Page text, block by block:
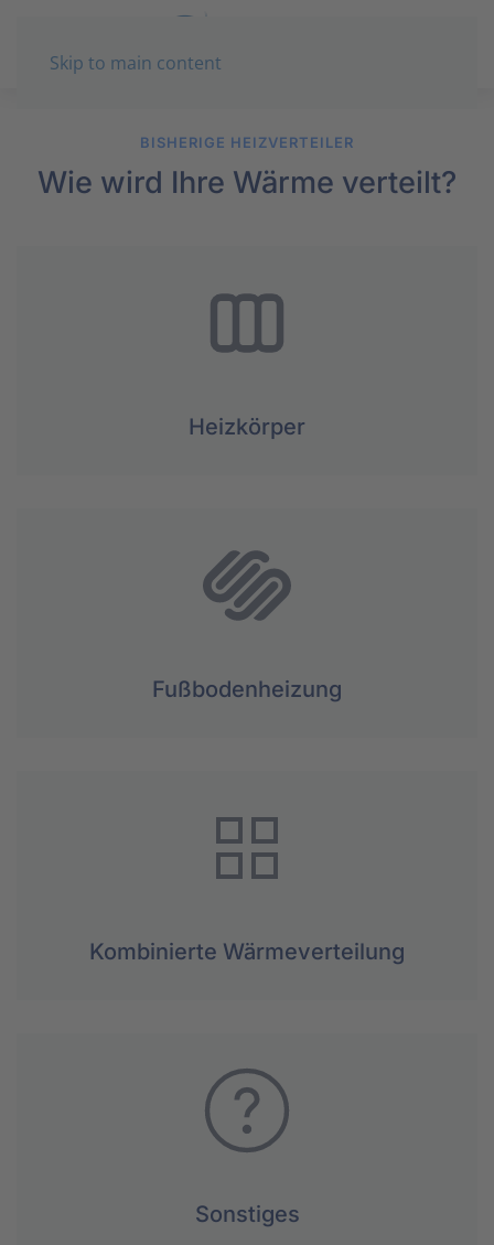
Skip to main content
BISHERIGE HEIZVERTEILER
Wie wird Ihre Wärme verteilt?
Heizkörper
Fußbodenheizung
Kombinierte Wärme­verteilung
Sonstiges